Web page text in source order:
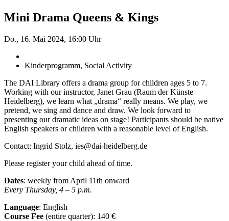
Mini Drama Queens & Kings
Do., 16. Mai 2024, 16:00 Uhr
Kinderprogramm, Social Activity
The DAI Library offers a drama group for children ages 5 to 7.
Working with our instructor, Janet Grau (Raum der Künste
Heidelberg), we learn what „drama“ really means. We play, we
pretend, we sing and dance and draw. We look forward to
presenting our dramatic ideas on stage! Participants should be native
English speakers or children with a reasonable level of English.
Contact: Ingrid Stolz, ies@dai-heidelberg.de
Please register your child ahead of time.
Dates: weekly from April 11th onward
Every Thursday, 4 – 5 p.m.
Language: English
Course Fee (entire quarter): 140 €